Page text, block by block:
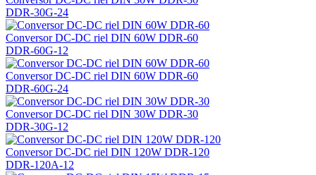
DDR-30G-24
Conversor DC-DC riel DIN 60W DDR-60
DDR-60G-12
Conversor DC-DC riel DIN 60W DDR-60
DDR-60G-24
Conversor DC-DC riel DIN 30W DDR-30
DDR-30G-12
Conversor DC-DC riel DIN 120W DDR-120
DDR-120A-12